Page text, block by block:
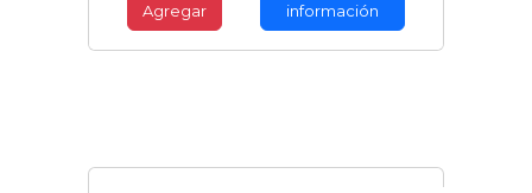
Agregar
información